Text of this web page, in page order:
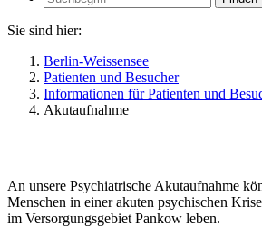
Suche
Sie sind hier:
Berlin-Weissensee
Patienten und Besucher
Informationen für Patienten und
Akutaufnahme
An unsere Psychiatrische Akutaufnahme
Menschen in einer akuten psychischen
im Versorgungsgebiet Pankow leben.